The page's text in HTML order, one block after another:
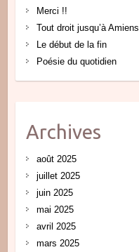
Merci !!
Tout droit jusqu’à Amiens
Le début de la fin
Poésie du quotidien
Archives
août 2025
juillet 2025
juin 2025
mai 2025
avril 2025
mars 2025